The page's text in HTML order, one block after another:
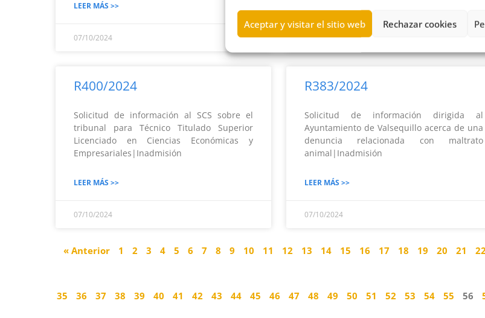
Aceptar y visitar el sitio web Rechazar cookies
LEER MÁS >>
07/10/2024 07/10/2024
R400/2024
Solicitud de información al SCS sobre el
tribunal para Técnico Titulado Superior
Licenciado en Ciencias Económicas y
Empresariales|Inadmisión
LEER MÁS >>
07/10/2024
R383/2024
Solicitud de información dirigida al
Ayuntamiento de Valsequillo acerca de una
denuncia relacionada con maltrato
animal|Inadmisión
LEER MÁS >>
07/10/2024
« Anterior 1 2 3 4 5 6 7 8 9 10 11 12 13 14 15 16 17 18 19 20 21
35 36 37 38 39 40 41 42 43 44 45 46 47 48 49 50 51 52 53 54 55 56